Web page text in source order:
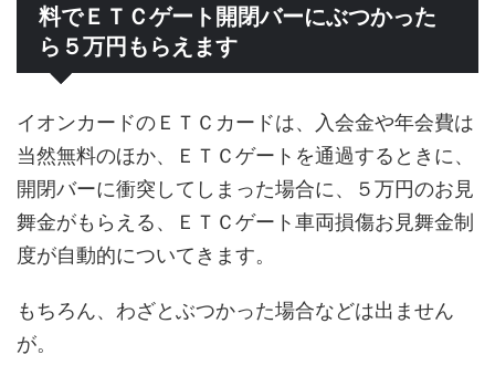
料でＥＴＣゲート開閉バーにぶつかった
ら５万円もらえます
イオンカードのＥＴＣカードは、入会金や年会費は
当然無料のほか、ＥＴＣゲートを通過するときに、
開閉バーに衝突してしまった場合に、５万円のお見
舞金がもらえる、ＥＴＣゲート車両損傷お見舞金制
度が自動的についてきます。
もちろん、わざとぶつかった場合などは出ません
が。